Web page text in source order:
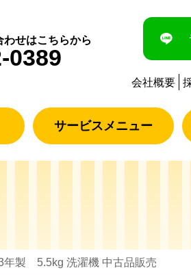
せはこちらから
0389
会社概要
サービスメニュー
製 5.5kg 洗濯機 中古品販売